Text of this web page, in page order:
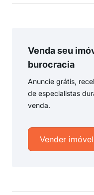
Venda seu
burocracia
Anuncie grátis,
de especialistas
venda.
Vender imóvel